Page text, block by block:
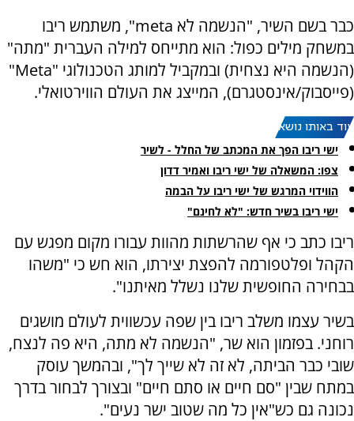
כבר בשם השיר, "הנשמה לא meta", משתמש ריבו
במשחק מילים כפול: הוא מתייחס למילה העברית "מתה"
(הנשמה היא נצחית) ובמקביל למותג הטכנולוגי "Meta"
(פייסבוק/אינסטגרם), המייצג את העולם הווירטואלי.
עוד באותו נושא:
ישי ריבו הפך את המכתב של החלל - לשיר
צפו: המשאלה של ישי ריבו ואמיר דדון
הווידוי המרגש של ישי ריבו על הבמה
ישי ריבו בשיר חדש: "לא לחינם"
ריבו כתב כי אף שהרשתות מהוות עבורו מקום מפגש עם
הקהל ופלטפורמה להפצת יצירתו, הוא חש כי "משהו
בבחירה החופשית שלנו נשלל מאיתנו".
בשיר עצמו משלב ריבו בין שפה עכשווית לעולם מושגים
רוחני. בפזמון הוא שר, "הנשמה לא מתה, היא פה לנצח,
שובי כבר הביתה, לא זה לא שייך לך", ובהמשך עוסק
במתח שבין "סם חיים או סתם חיים" ובצורך לבחור בדרך
נכונה גם כש"אין כל מה שטוב ישר נעים".